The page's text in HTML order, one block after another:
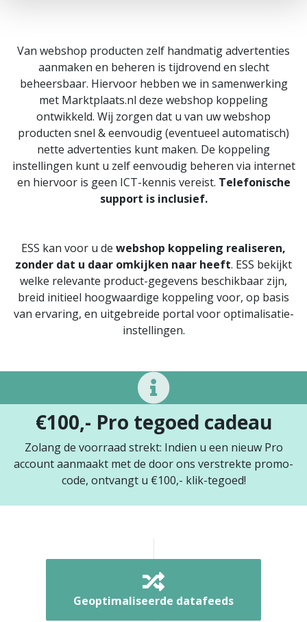
Van webshop producten zelf handmatig advertenties
aanmaken en beheren is tijdrovend en slecht
beheersbaar. Hiervoor hebben we in samenwerking
met Marktplaats.nl deze webshop koppeling
ontwikkeld. Wij zorgen dat u van uw webshop
producten snel & eenvoudig (eventueel automatisch)
nette advertenties kunt maken. De koppeling
instellingen kunt u zelf eenvoudig beheren via internet
en hiervoor is geen ICT-kennis vereist. Telefonische
support is inclusief.
ESS kan voor u de webshop koppeling realiseren,
zonder dat u daar omkijken naar heeft. ESS bekijkt
welke relevante product-gegevens beschikbaar zijn,
breid initieel hoogwaardige koppeling voor, op basis
van ervaring, en uitgebreide portal voor optimalisatie-
instellingen.
€100,- Pro tegoed cadeau
Zolang de voorraad strekt: Indien u een nieuw Pro
account aanmaakt met de door ons verstrekte promo-
code, ontvangt u €100,- klik-tegoed!
Geoptimaliseerde datafeeds